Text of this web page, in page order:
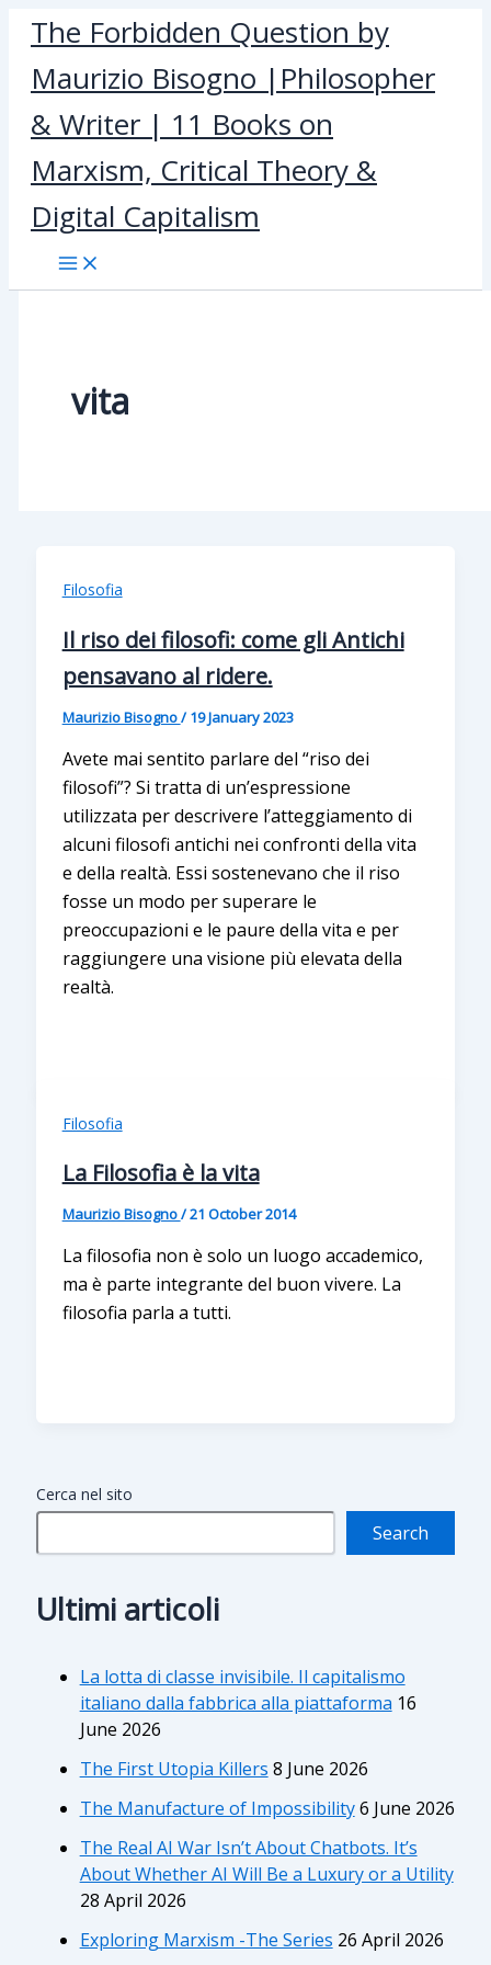
Skip
content
The Forbidden Question by
Maurizio Bisogno |Philosopher
& Writer | 11 Books on
Marxism, Critical Theory &
Digital Capitalism
vita
Filosofia
Il riso dei filosofi: come gli Antichi
pensavano al ridere.
Maurizio Bisogno/19 January 2023
Avete mai sentito parlare del “riso dei
filosofi”? Si tratta di un’espressione
utilizzata per descrivere l’atteggiamento di
alcuni filosofi antichi nei confronti della vita
e della realtà. Essi sostenevano che il riso
fosse un modo per superare le
preoccupazioni e le paure della vita e per
raggiungere una visione più elevata della
realtà.
Filosofia
La Filosofia è la vita
Maurizio Bisogno/21 October 2014
La filosofia non è solo un luogo accademico,
ma è parte integrante del buon vivere. La
filosofia parla a tutti.
Cerca nel sito
Search
Ultimi articoli
La lotta di classe invisibile. Il capitalismo
italiano dalla fabbrica alla piattaforma 16
June 2026
The First Utopia Killers 8 June 2026
The Manufacture of Impossibility6 June 2026
The Real AI War Isn’t About Chatbots. It’s
About Whether AI Will Be a Luxury or a Utility
28 April 2026
Exploring Marxism -The Series 26 April 2026